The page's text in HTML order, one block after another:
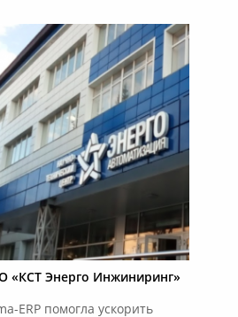
«КСТ Энерго Инжиниринг»
ERP помогла ускорить